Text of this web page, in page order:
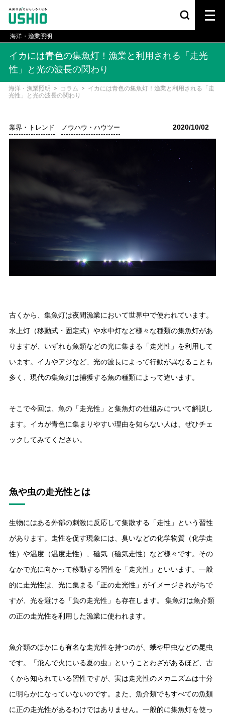
海洋・漁業照明
イカには青色の集魚灯！漁業と利用される「走光
性」と光の波長の関わり
海洋・漁業照明 > コラム > イカには青色の集魚灯！漁業と利用される「走
光性」と光の波長の関わり
業界・トレンド ノウハウ・ハウツー 2020/10/02
古くから、集魚灯は夜間漁業において世界中で使われています。
水上灯（移動式・固定式）や水中灯など様々な種類の集魚灯があ
りますが、いずれも魚類などの光に集まる「走光性」を利用して
います。イカやアジなど、光の波長によって行動が異なることも
多く、現代の集魚灯は捕獲する魚の種類によって違います。
そこで今回は、魚の「走光性」と集魚灯の仕組みについて解説し
ます。イカが青色に集まりやすい理由を知らない人は、ぜひチェ
ックしてみてください。
魚や虫の走光性とは
生物にはある外部の刺激に反応して集散する「走性」という習性
があります。走性を促す現象には、臭いなどの化学物質（化学走
性）や温度（温度走性）、磁気（磁気走性）など様々です。その
なかで光に向かって移動する習性を「走光性」といいます。一般
的に走光性は、光に集まる「正の走光性」がイメージされがちで
すが、光を避ける「負の走光性」も存在します。 集魚灯は魚介類
の正の走光性を利用した漁業に使われます。
魚介類のほかにも有名な走光性を持つのが、蛾や甲虫などの昆虫
です。「飛んで火にいる夏の虫」ということわざがあるほど、古
くから知られている習性ですが、実は走光性のメカニズムは十分
に明らかになっていないのです。また、魚介類でもすべての魚類
に正の走光性があるわけではありません。一般的に集魚灯を使っ